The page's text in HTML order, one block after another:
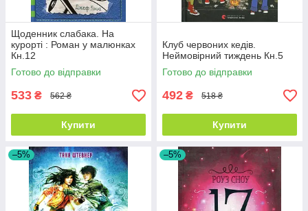
Щоденник слабака. На
курорті : Роман у малюнках
Кн.12
Готово до відправки
533 ₴ 562 ₴
Купити
Клуб червоних кедів.
Неймовірний тиждень Кн.5
Готово до відправки
492 ₴ 518 ₴
Купити
–5% –5%